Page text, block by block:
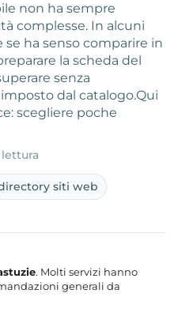
non ha sempre
complesse. In alcuni
ha senso comparire in
la scheda del
senza
dal catalogo.Qui
scegliere poche
siti web
. Molti servizi hanno
generali da